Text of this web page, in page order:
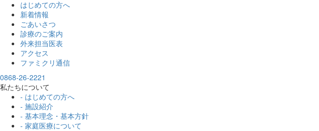
はじめての方へ
新着情報
ごあいさつ
診療のご案内
外来担当医表
アクセス
ファミクリ通信
0868-26-2221
私たちについて
- はじめての方へ
- 施設紹介
- 基本理念・基本方針
- 家庭医療について